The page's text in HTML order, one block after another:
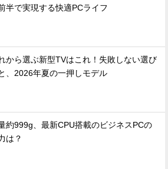
半で実現する快適PCライフ
から選ぶ新型TVはこれ！失敗しない選び
、2026年夏の一押しモデル
約999g、最新CPU搭載のビジネスPCの
は？